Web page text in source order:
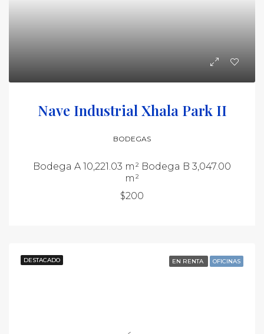
Nave Industrial Xhala Park II
BODEGAS
Bodega A 10,221.03 m² Bodega B 3,047.00
m²
$200
DESTACADO EN RENTA OFICINAS